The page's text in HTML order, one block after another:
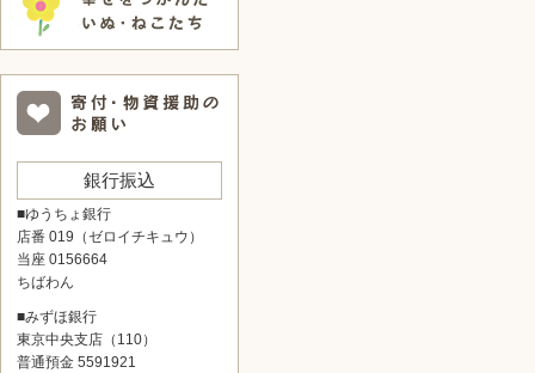
銀行振込
■ゆうちょ銀行
店番 019（ゼロイチキュウ）
当座 0156664
ちばわん
■みずほ銀行
東京中央支店（110）
普通預金 5591921